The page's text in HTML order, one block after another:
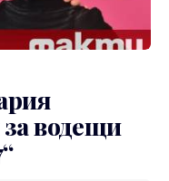
за водещи